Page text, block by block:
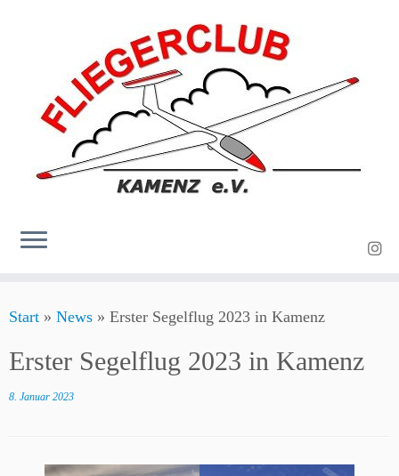
Inhalt
Start » News » Erster Segelflug 2023 in Kamenz
Erster Segelflug 2023 in Kamenz
8. Januar 2023